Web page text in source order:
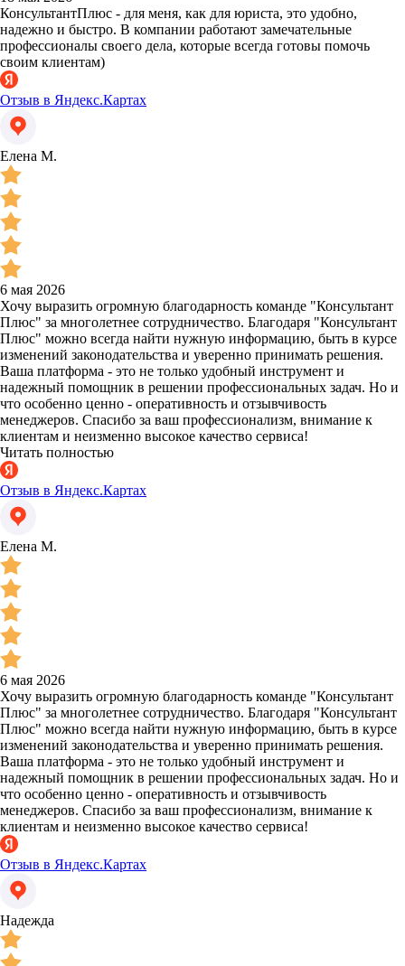
КонсультантПлюс - для меня, как для юриста, это удобно,
надежно и быстро. В компании работают замечательные
профессионалы своего дела, которые всегда готовы помочь
своим клиентам)
Отзыв в Яндекс.Картах
Елена М.
6 мая 2026
Хочу выразить огромную благодарность команде "Консультант
Плюс" за многолетнее сотрудничество. Благодаря "Консультант
Плюс" можно всегда найти нужную информацию, быть в курсе
изменений законодательства и уверенно принимать решения.
Ваша платформа - это не только удобный инструмент и
надежный помощник в решении профессиональных задач. Но и
что особенно ценно - оперативность и отзывчивость
менеджеров. Спасибо за ваш профессионализм, внимание к
клиентам и неизменно высокое качество сервиса!
Читать полностью
Отзыв в Яндекс.Картах
Елена М.
6 мая 2026
Хочу выразить огромную благодарность команде "Консультант
Плюс" за многолетнее сотрудничество. Благодаря "Консультант
Плюс" можно всегда найти нужную информацию, быть в курсе
изменений законодательства и уверенно принимать решения.
Ваша платформа - это не только удобный инструмент и
надежный помощник в решении профессиональных задач. Но и
что особенно ценно - оперативность и отзывчивость
менеджеров. Спасибо за ваш профессионализм, внимание к
клиентам и неизменно высокое качество сервиса!
Отзыв в Яндекс.Картах
Надежда